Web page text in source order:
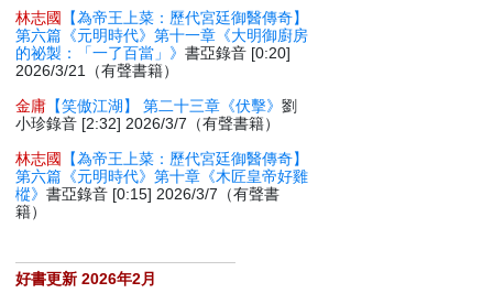
林志國
【為帝王上菜：歷代宮廷御醫傳奇】
第六篇《元明時代》第十一章《大明御廚房
的祕製：「一了百當」》書亞錄音 [0:20]
2026/3/21（有聲書籍）
金庸 【笑傲江湖】 第二十三章《伏擊》劉
小珍錄音 [2:32] 2026/3/7（有聲書籍）
林志國
【為帝王上菜：歷代宮廷御醫傳奇】
第六篇《元明時代》第十章《木匠皇帝好雞
樅》書亞錄音 [0:15] 2026/3/7（有聲書
籍）
好書更新 2026年2月